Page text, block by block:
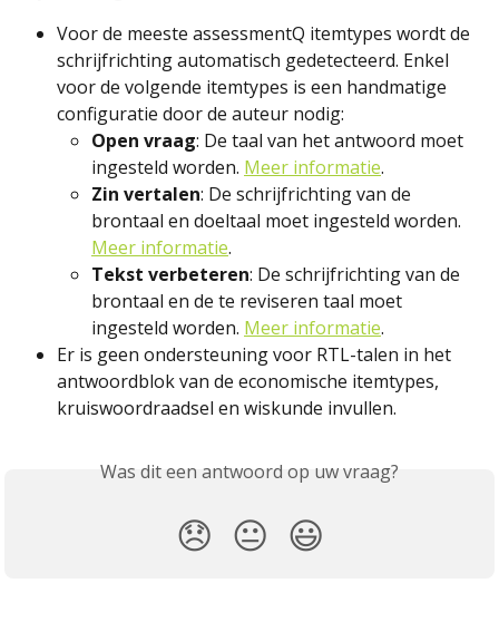
Voor de meeste assessmentQ itemtypes wordt de
schrijfrichting automatisch gedetecteerd. Enkel
voor de volgende itemtypes is een handmatige
configuratie door de auteur nodig:
Open vraag: De taal van het antwoord moet
ingesteld worden. Meer informatie.
Zin vertalen: De schrijfrichting van de
brontaal en doeltaal moet ingesteld worden.
Meer informatie.
Tekst verbeteren: De schrijfrichting van de
brontaal en de te reviseren taal moet
ingesteld worden. Meer informatie.
Er is geen ondersteuning voor RTL-talen in het
antwoordblok van de economische itemtypes,
kruiswoordraadsel en wiskunde invullen.
Was dit een antwoord op uw vraag?
😞 😐 😃